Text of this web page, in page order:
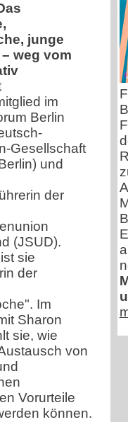
junge
weg vom
im
Berlin
Gesellschaft
und
der
(JSUD).
sie
der
Im
Sharon
sie, wie
von
Vorurteile
können.